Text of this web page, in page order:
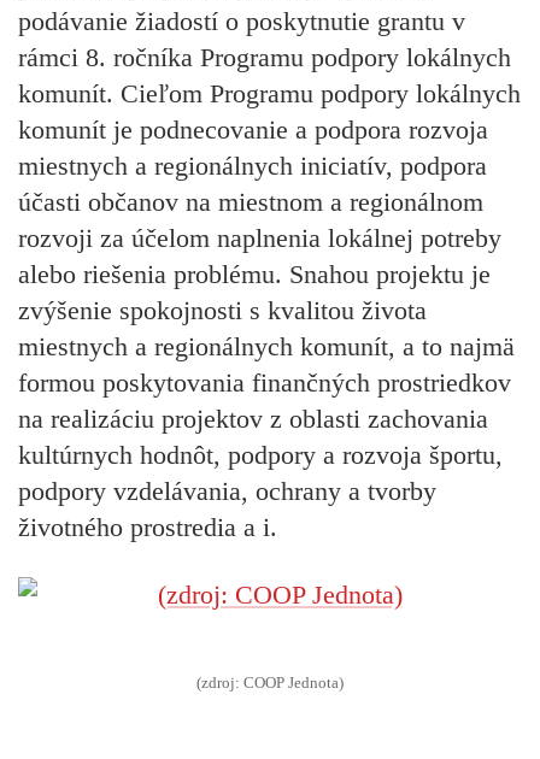
podávanie žiadostí o poskytnutie grantu v
rámci 8. ročníka Programu podpory lokálnych
komunít. Cieľom Programu podpory lokálnych
komunít je podnecovanie a podpora rozvoja
miestnych a regionálnych iniciatív, podpora
účasti občanov na miestnom a regionálnom
rozvoji za účelom naplnenia lokálnej potreby
alebo riešenia problému. Snahou projektu je
zvýšenie spokojnosti s kvalitou života
miestnych a regionálnych komunít, a to najmä
formou poskytovania finančných prostriedkov
na realizáciu projektov z oblasti zachovania
kultúrnych hodnôt, podpory a rozvoja športu,
podpory vzdelávania, ochrany a tvorby
životného prostredia a i.
(zdroj: COOP Jednota)